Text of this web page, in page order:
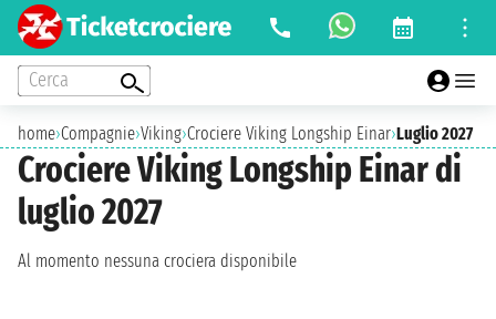
Cerca
home›Compagnie›Viking›Crociere Viking Longship Einar›Luglio 2027
Crociere Viking Longship Einar di
luglio 2027
Al momento nessuna crociera disponibile